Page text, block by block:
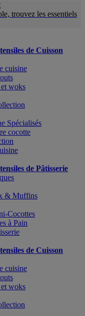
trouvez les essentiels
de Cuisson
cuisine
et woks
Spécialisés
cocotte
de Pâtisserie
& Muffins
Cocottes
à Pain
de Cuisson
cuisine
et woks